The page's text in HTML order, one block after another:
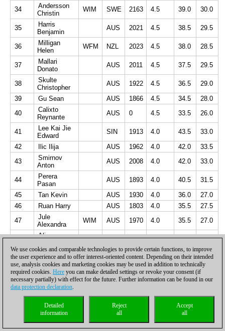
34
Andersson
Christin
WIM SWE 2163 4.5 39.0 30.0
35
Harris
Benjamin
AUS 2021 4.5 38.5 29.5
36
Milligan
Helen
WFM NZL 2023 4.5 38.0 28.5
37
Mallari
Donato
AUS 2011 4.5 37.5 29.5
38
Skulte
Christopher
AUS 1922 4.5 36.5
29.0
39
Gu Sean AUS 1866 4.5 34.5
28.0
40
Calixto
Reynante
AUS 0 4.5 33.5 26.0
41
Lee Kai Jie
Edward
SIN 1913 4.0 43.5
33.0
42
Ilic Ilija AUS 1962 4.0 42.0
33.5
43
Smirnov
Anton
AUS 2008 4.0 42.0 33.0
44
Perera
Pasan
AUS 1893 4.0 40.5
31.5
45
Tan Kevin AUS 1930 4.0 36.0
27.0
46
Ruan Harry AUS 1803 4.0 35.5
27.5
47
Jule
Alexandra
WIM AUS 1970 4.0 35.5 27.0
48
Ali
AUS 1943 4.0 35.0 28.0
49
Saksena
Kaushik
AUS 1902 4.0 33.5
26.0
50
Ruan Jack AUS 1937 3.5 37.0
28.5
51
Monir Arman BAN 2142 3.5 37.0
28.0
Abbott Peter AUS 1934 3.5 37.0
27.5
Descallar
Levi
AUS 36.5
Tumbaga
PHI 0 3.5 36.5 29.0
We use cookies and comparable technologies to provide certain functions, to improve
the user experience and to offer interest-oriented content. Depending on their intended
use, analysis cookies and marketing cookies may be used in addition to technically
required cookies. Here you can make detailed settings or revoke your consent (if
necessary partially) with effect for the future. Further information can be found in our
data protection declaration.
Accept
all
Reject
all
Detailed
information